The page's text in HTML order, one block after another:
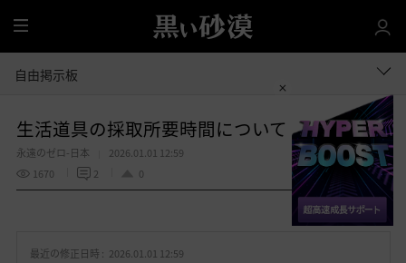
全
体
自由掲示板
生活道具の採取所要時間について
永遠のゼロ-日本
2026.01.01 12:59
1670
2 0
お 共有する
最近の修正日時 : 2026.01.01 12:59